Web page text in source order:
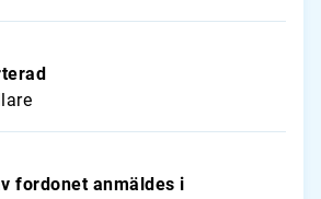
fordonet anmäldes i